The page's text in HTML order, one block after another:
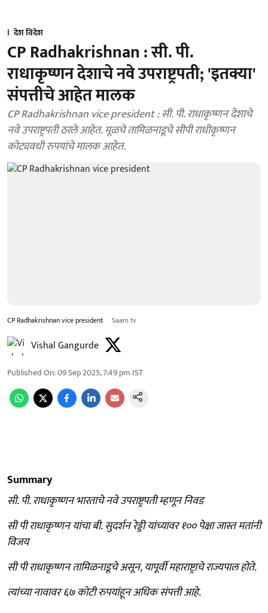
देश विदेश
CP Radhakrishnan : सी. पी.
राधाकृष्णन देशाचे नवे उपराष्ट्रपती; 'इतक्या'
संपत्तीचे आहेत मालक
CP Radhakrishnan vice president : सी. पी. राधाकृष्णन देशाचे
नवे उपराष्ट्रपती ठरले आहेत. मूळचे तामिळनाडूचे सीपी राधीकृष्णन
कोट्यवधी रुपयांचे मालक आहेत.
CP Radhakrishnan vice president Saam tv
Vishal Gangurde
Published On:09 Sep 2025, 7:49 pm IST
Summary
सी. पी. राधाकृष्णन भारताचे नवे उपराष्ट्रपती म्हणून निवड
सी पी राधाकृष्णन यांचा बी. सुदर्शन रेड्डी यांच्यावर १०० पेक्षा जास्त मतांनी
विजय
सी पी राधाकृष्णन तामिळनाडूचे असून, यापूर्वी महाराष्ट्राचे राज्यपाल होते.
त्यांच्या नावावर ६७ कोटी रुपयांहून अधिक संपत्ती आहे.